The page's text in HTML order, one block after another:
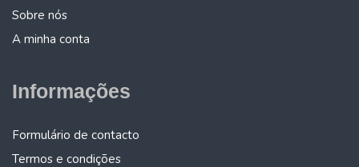
Sobre nós
A minha conta
Informações
Formulário de contacto
Termos e condições